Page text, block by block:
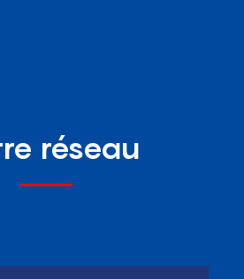
réseau